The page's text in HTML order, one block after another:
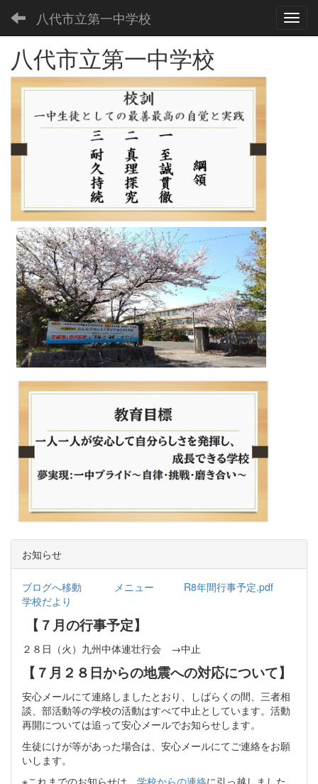
八代市立第一中学校
八代市立第一中学校
お知らせ
ブログへ移動 メニュー
R8年間行事予定.pdf
学校だより
【７月の行事予定】
２８日（火）九州中体連壮行会 →中止
【７月２８日からの地震への対応について】
安心メールにて連絡しましたとおり、しばらくの間、三者相
談、部活動等の学校の活動はすべて中止としています。活動
再開については追って安心メールでお知らせします。
生徒にけが等があった場合は、安心メールにてご連絡をお願
いします。
※これまでのお知らせは、 学校からの連絡に引っ越しました。